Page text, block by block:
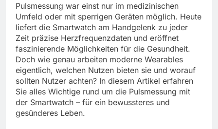
Pulsmessung war einst nur im medizinischen
Umfeld oder mit sperrigen Geräten möglich. Heute
liefert die Smartwatch am Handgelenk zu jeder
Zeit präzise Herzfrequenzdaten und eröffnet
faszinierende Möglichkeiten für die Gesundheit.
Doch wie genau arbeiten moderne Wearables
eigentlich, welchen Nutzen bieten sie und worauf
sollten Nutzer achten? In diesem Artikel erfahren
Sie alles Wichtige rund um die Pulsmessung mit
der Smartwatch – für ein bewussteres und
gesünderes Leben.